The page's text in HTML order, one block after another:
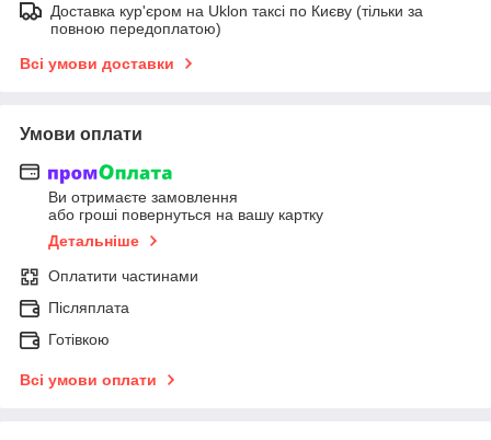
Доставка кур'єром на Uklon таксі по Києву (тільки за
повною передоплатою)
Всі умови доставки
Умови оплати
Ви отримаєте замовлення
або гроші повернуться на вашу картку
Детальніше
Оплатити частинами
Післяплата
Готівкою
Всі умови оплати